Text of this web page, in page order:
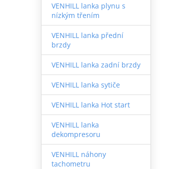
VENHILL lanka plynu s
nízkým třením
VENHILL lanka přední
brzdy
VENHILL lanka zadní brzdy
VENHILL lanka sytiče
VENHILL lanka Hot start
VENHILL lanka
dekompresoru
VENHILL náhony
tachometru